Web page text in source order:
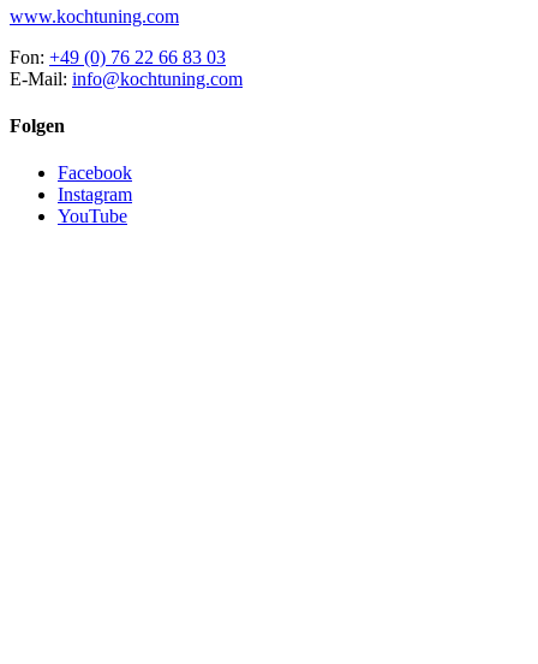
www.kochtuning.com
Fon: +49 (0) 76 22 66 83 03
E-Mail: info@kochtuning.com
Folgen
Facebook
Instagram
YouTube